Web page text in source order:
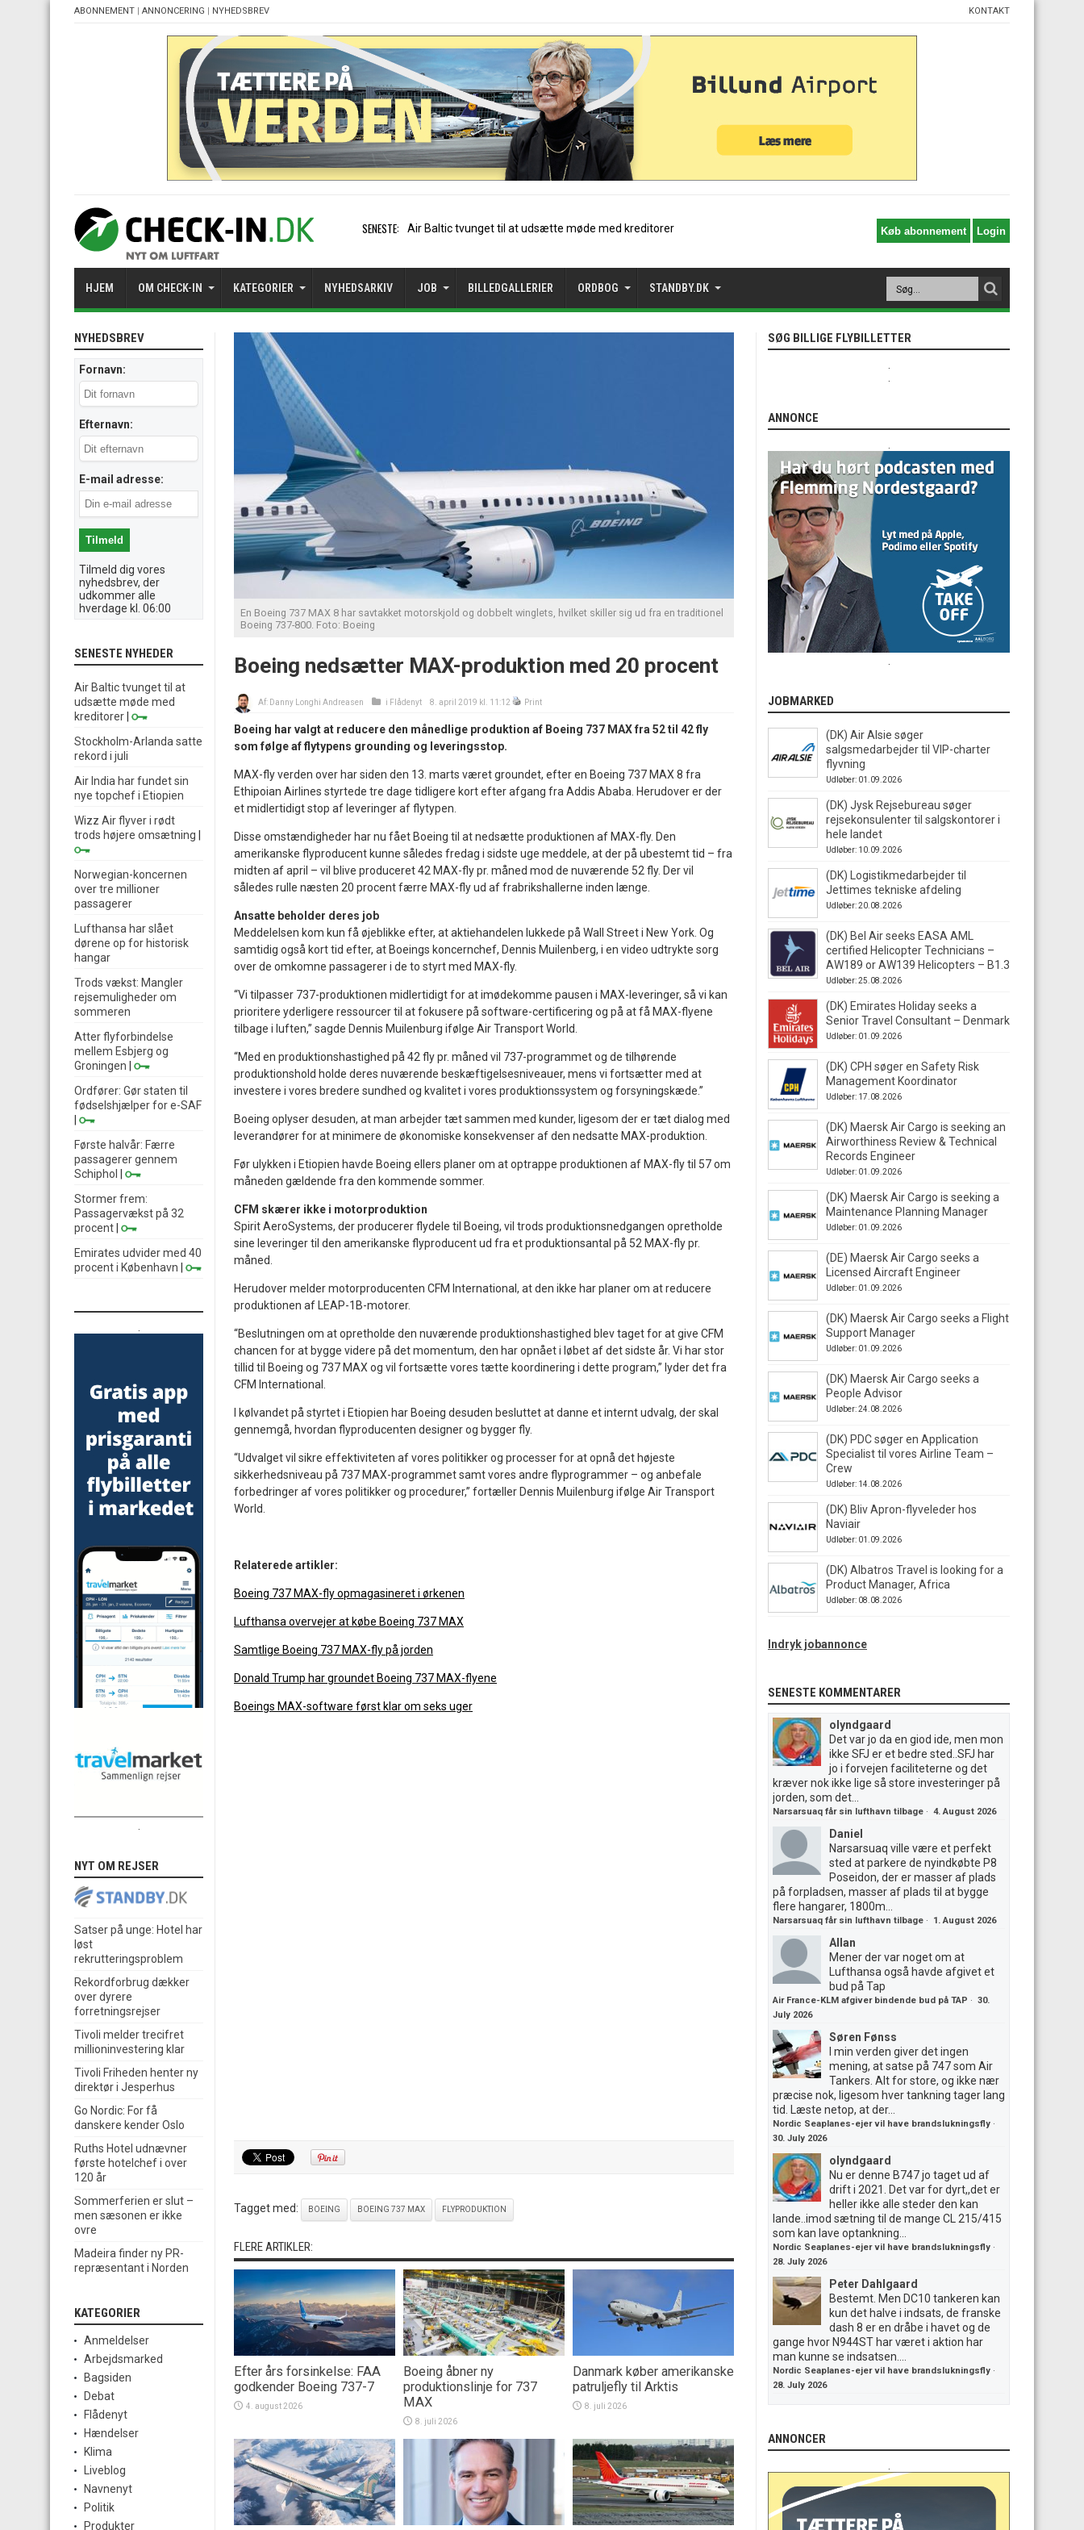
ABONNEMENT | ANNONCERING | NYHEDSBREV KONTAKT
SENESTE: Stockholm-Arlanda satte reko
HJEM OM CHECK-IN KATEGORIER NYHEDSARKIV JOB BILLEDGALLERIER ORDBOG STANDBY.DK
En Boeing 737 MAX 8 har savtakket motorskjold og dobbelt winglets, hvilket skiller sig ud fra en traditionel
Boeing 737-800. Foto: Boeing
Boeing nedsætter MAX-produktion med 20 procent
Af: Danny Longhi Andreasen i Flådenyt 8. april 2019 kl. 11:12 Print
Boeing har valgt at reducere den månedlige produktion af Boeing 737 MAX fra 52 til 42 fly
som følge af flytypens grounding og leveringsstop.
MAX-fly verden over har siden den 13. marts været groundet, efter en Boeing 737 MAX 8 fra
Ethipoian Airlines styrtede tre dage tidligere kort efter afgang fra Addis Ababa. Herudover er der
et midlertidigt stop af leveringer af flytypen.
Disse omstændigheder har nu fået Boeing til at nedsætte produktionen af MAX-fly. Den
amerikanske flyproducent kunne således fredag i sidste uge meddele, at der på ubestemt tid – fra
midten af april – vil blive produceret 42 MAX-fly pr. måned mod de nuværende 52 fly. Der vil
således rulle næsten 20 procent færre MAX-fly ud af frabrikshallerne inden længe.
Ansatte beholder deres job
Meddelelsen kom kun få øjeblikke efter, at aktiehandelen lukkede på Wall Street i New York. Og
samtidig også kort tid efter, at Boeings koncernchef, Dennis Muilenberg, i en video udtrykte sorg
over de omkomne passagerer i de to styrt med MAX-fly.
“Vi tilpasser 737-produktionen midlertidigt for at imødekomme pausen i MAX-leveringer, så vi kan
prioritere yderligere ressourcer til at fokusere på software-certificering og på at få MAX-flyene
tilbage i luften,” sagde Dennis Muilenburg ifølge Air Transport World.
“Med en produktionshastighed på 42 fly pr. måned vil 737-programmet og de tilhørende
produktionshold holde deres nuværende beskæftigelsesniveauer, mens vi fortsætter med at
investere i vores bredere sundhed og kvalitet i vores produktionssystem og forsyningskæde.”
Boeing oplyser desuden, at man arbejder tæt sammen med kunder, ligesom der er tæt dialog med
leverandører for at minimere de økonomiske konsekvenser af den nedsatte MAX-produktion.
Før ulykken i Etiopien havde Boeing ellers planer om at optrappe produktionen af MAX-fly til 57 om
måneden gældende fra den kommende sommer.
CFM skærer ikke i motorproduktion
Spirit AeroSystems, der producerer flydele til Boeing, vil trods produktionsnedgangen opretholde
sine leveringer til den amerikanske flyproducent ud fra et produktionsantal på 52 MAX-fly pr.
måned.
Herudover melder motorproducenten CFM International, at den ikke har planer om at reducere
produktionen af LEAP-1B-motorer.
“Beslutningen om at opretholde den nuværende produktionshastighed blev taget for at give CFM
chancen for at bygge videre på det momentum, den har opnået i løbet af det sidste år. Vi har stor
tillid til Boeing og 737 MAX og vil fortsætte vores tætte koordinering i dette program,” lyder det fra
CFM International.
I kølvandet på styrtet i Etiopien har Boeing desuden besluttet at danne et internt udvalg, der skal
gennemgå, hvordan flyproducenten designer og bygger fly.
“Udvalget vil sikre effektiviteten af vores politikker og processer for at opnå det højeste
sikkerhedsniveau på 737 MAX-programmet samt vores andre flyprogrammer – og anbefale
forbedringer af vores politikker og procedurer,” fortæller Dennis Muilenburg ifølge Air Transport
World.
Relaterede artikler:
Boeing 737 MAX-fly opmagasineret i ørkenen
Lufthansa overvejer at købe Boeing 737 MAX
Samtlige Boeing 737 MAX-fly på jorden
Donald Trump har groundet Boeing 737 MAX-flyene
Boeings MAX-software først klar om seks uger
Tagget med: BOEING BOEING 737 MAX FLYPRODUKTION
FLERE ARTIKLER:
Efter års forsinkelse: FAA
godkender Boeing 737-7
4. august 2026
Boeing åbner ny
produktionslinje for 737
MAX
8. juli 2026
Danmark køber amerikanske
patruljefly til Arktis
8. juli 2026
NYHEDSBREV
Fornavn:
Efternavn:
E-mail adresse:
Tilmeld dig vores
nyhedsbrev, der
udkommer alle
hverdage kl. 06:00
SENESTE NYHEDER
Air Baltic tvunget til at
udsætte møde med
kreditorer
Stockholm-Arlanda satte
rekord i juli
Air India har fundet sin
nye topchef i Etiopien
Wizz Air flyver i rødt
trods højere omsætning
Norwegian-koncernen
over tre millioner
passagerer
Lufthansa har slået
dørene op for historisk
hangar
Trods vækst: Mangler
rejsemuligheder om
sommeren
Atter flyforbindelse
mellem Esbjerg og
Groningen
Ordfører: Gør staten til
fødselshjælper for e-SAF
Første halvår: Færre
passagerer gennem
Schiphol
Stormer frem:
Passagervækst på 32
procent
Emirates udvider med 40
procent i København
NYT OM REJSER
Satser på unge: Hotel har
løst
rekrutteringsproblem
Rekordforbrug dækker
over dyrere
forretningsrejser
Tivoli melder trecifret
millioninvestering klar
Tivoli Friheden henter ny
direktør i Jesperhus
Go Nordic: For få
danskere kender Oslo
Ruths Hotel udnævner
første hotelchef i over
120 år
Sommerferien er slut –
men sæsonen er ikke
ovre
Madeira finder ny PR-
repræsentant i Norden
KATEGORIER
Anmeldelser
Arbejdsmarked
Bagsiden
Debat
Flådenyt
Hændelser
Klima
Liveblog
Navnenyt
Politik
Produkter
SØG BILLIGE FLYBILLETTER
ANNONCE
JOBMARKED
(DK) Air Alsie søger
salgsmedarbejder til VIP-charter
flyvning
Udløber: 01.09.2026
(DK) Jysk Rejsebureau søger
rejsekonsulenter til salgskontorer i
hele landet
Udløber: 10.09.2026
(DK) Logistikmedarbejder til
Jettimes tekniske afdeling
Udløber: 20.08.2026
(DK) Bel Air seeks EASA AML
certified Helicopter Technicians –
AW189 or AW139 Helicopters – B1.3
Udløber: 25.08.2026
(DK) Emirates Holiday seeks a
Senior Travel Consultant – Denmark
Udløber: 01.09.2026
(DK) CPH søger en Safety Risk
Management Koordinator
Udløber: 17.08.2026
(DK) Maersk Air Cargo is seeking an
Airworthiness Review & Technical
Records Engineer
Udløber: 01.09.2026
(DK) Maersk Air Cargo is seeking a
Maintenance Planning Manager
Udløber: 01.09.2026
(DE) Maersk Air Cargo seeks a
Licensed Aircraft Engineer
Udløber: 01.09.2026
(DK) Maersk Air Cargo seeks a Flight
Support Manager
Udløber: 01.09.2026
(DK) Maersk Air Cargo seeks a
People Advisor
Udløber: 24.08.2026
(DK) PDC søger en Application
Specialist til vores Airline Team –
Crew
Udløber: 14.08.2026
(DK) Bliv Apron-flyveleder hos
Naviair
Udløber: 01.09.2026
(DK) Albatros Travel is looking for a
Product Manager, Africa
Udløber: 08.08.2026
Indryk jobannonce
SENESTE KOMMENTARER
olyndgaard
Det var jo da en giod ide, men mon
ikke SFJ er et bedre sted..SFJ har
jo i forvejen faciliteterne og det
kræver nok ikke lige så store investeringer på
jorden, som det...
Narsarsuaq får sin lufthavn tilbage · 4. August 2026
Daniel
Narsarsuaq ville være et perfekt
sted at parkere de nyindkøbte P8
Poseidon, der er masser af plads
på forpladsen, masser af plads til at bygge
flere hangarer, 1800m...
Narsarsuaq får sin lufthavn tilbage · 1. August 2026
Allan
Mener der var noget om at
Lufthansa også havde afgivet et
bud på Tap
Air France-KLM afgiver bindende bud på TAP · 30.
July 2026
Søren Fønss
I min verden giver det ingen
mening, at satse på 747 som Air
Tankers. Alt for store, og ikke nær
præcise nok, ligesom hver tankning tager lang
tid. Læste netop, at der...
Nordic Seaplanes-ejer vil have brandslukningsfly ·
30. July 2026
olyndgaard
Nu er denne B747 jo taget ud af
drift i 2021. Det var for dyrt,,det er
heller ikke alle steder den kan
lande..imod sætning til de mange CL 215/415
som kan lave optankning...
Nordic Seaplanes-ejer vil have brandslukningsfly ·
28. July 2026
Peter Dahlgaard
Bestemt. Men DC10 tankeren kan
kun det halve i indsats, de franske
dash 8 er en dråbe i havet og de
gange hvor N944ST har været i aktion har
man kunne se indsatsen....
Nordic Seaplanes-ejer vil have brandslukningsfly ·
28. July 2026
ANNONCER